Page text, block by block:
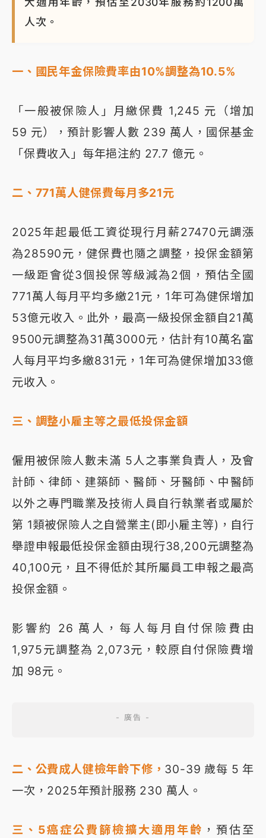
人次。
一、國民年金保險費率由10%調整為10.5%
「一般被保險人」月繳保費 1,245 元（增加
59 元），預計影響人數 239 萬人，國保基金
「保費收入」每年挹注約 27.7 億元。
二、771萬人健保費每月多21元
2025年起最低工資從現行月薪27470元調漲
為28590元，健保費也隨之調整，投保金額第
一級距會從3個投保等級減為2個，預估全國
771萬人每月平均多繳21元，1年可為健保增加
53億元收入。此外，最高一級投保金額自21萬
9500元調整為31萬3000元，估計有10萬名富
人每月平均多繳831元，1年可為健保增加33億
元收入。
三、調整小雇主等之最低投保金額
僱用被保險人數未滿 5人之事業負責人，及會
計師、律師、建築師、醫師、牙醫師、中醫師
以外之專門職業及技術人員自行執業者或屬於
第 1類被保險人之自營業主(即小雇主等)，自行
舉證申報最低投保金額由現行38,200元調整為
40,100元，且不得低於其所屬員工申報之最高
投保金額。
影響約 26 萬人，每人每月自付保險費由
1,975元調整為 2,073元，較原自付保險費增
加 98元。
二、公費成人健檢年齡下修， 30-39 歲每 5 年
一次，2025年預計服務 230 萬人。
三、5癌症公費篩檢擴大適用年齡 ，預估至